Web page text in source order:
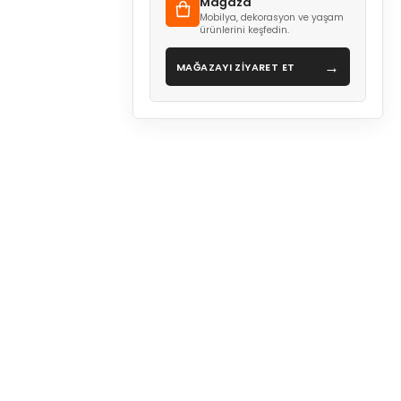
Mobilya, dekorasyon ve yaşam
ürünlerini keşfedin.
MAĞAZAYI ZİYARET ET →